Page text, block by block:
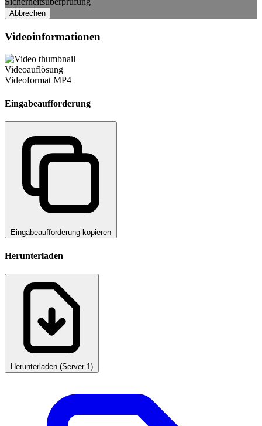
Abbrechen
Videoinformationen
Videoauflösung
Videoformat MP4
Eingabeaufforderung
Eingabeaufforderung kopieren
Herunterladen
Herunterladen (Server 1)